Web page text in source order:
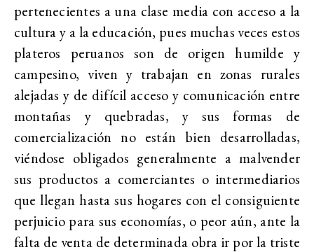
pertenecientes a una clase media con acceso a la
cultura y a la educación, pues muchas veces estos
plateros peruanos son de origen humilde y
campesino, viven y trabajan en zonas rurales
alejadas y de difícil acceso y comunicación entre
montañas y quebradas, y sus formas de
comercialización no están bien desarrolladas,
viéndose obligados generalmente a malvender
sus productos a comerciantes o intermediarios
que llegan hasta sus hogares con el consiguiente
perjuicio para sus economías, o peor aún, ante la
falta de venta de determinada obra ir por la triste